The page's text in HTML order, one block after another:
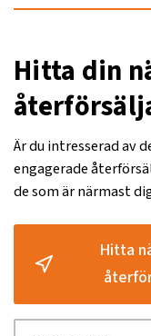
Hitta din
Är du intresserad av
engagerade
de som är närmast
Hitta